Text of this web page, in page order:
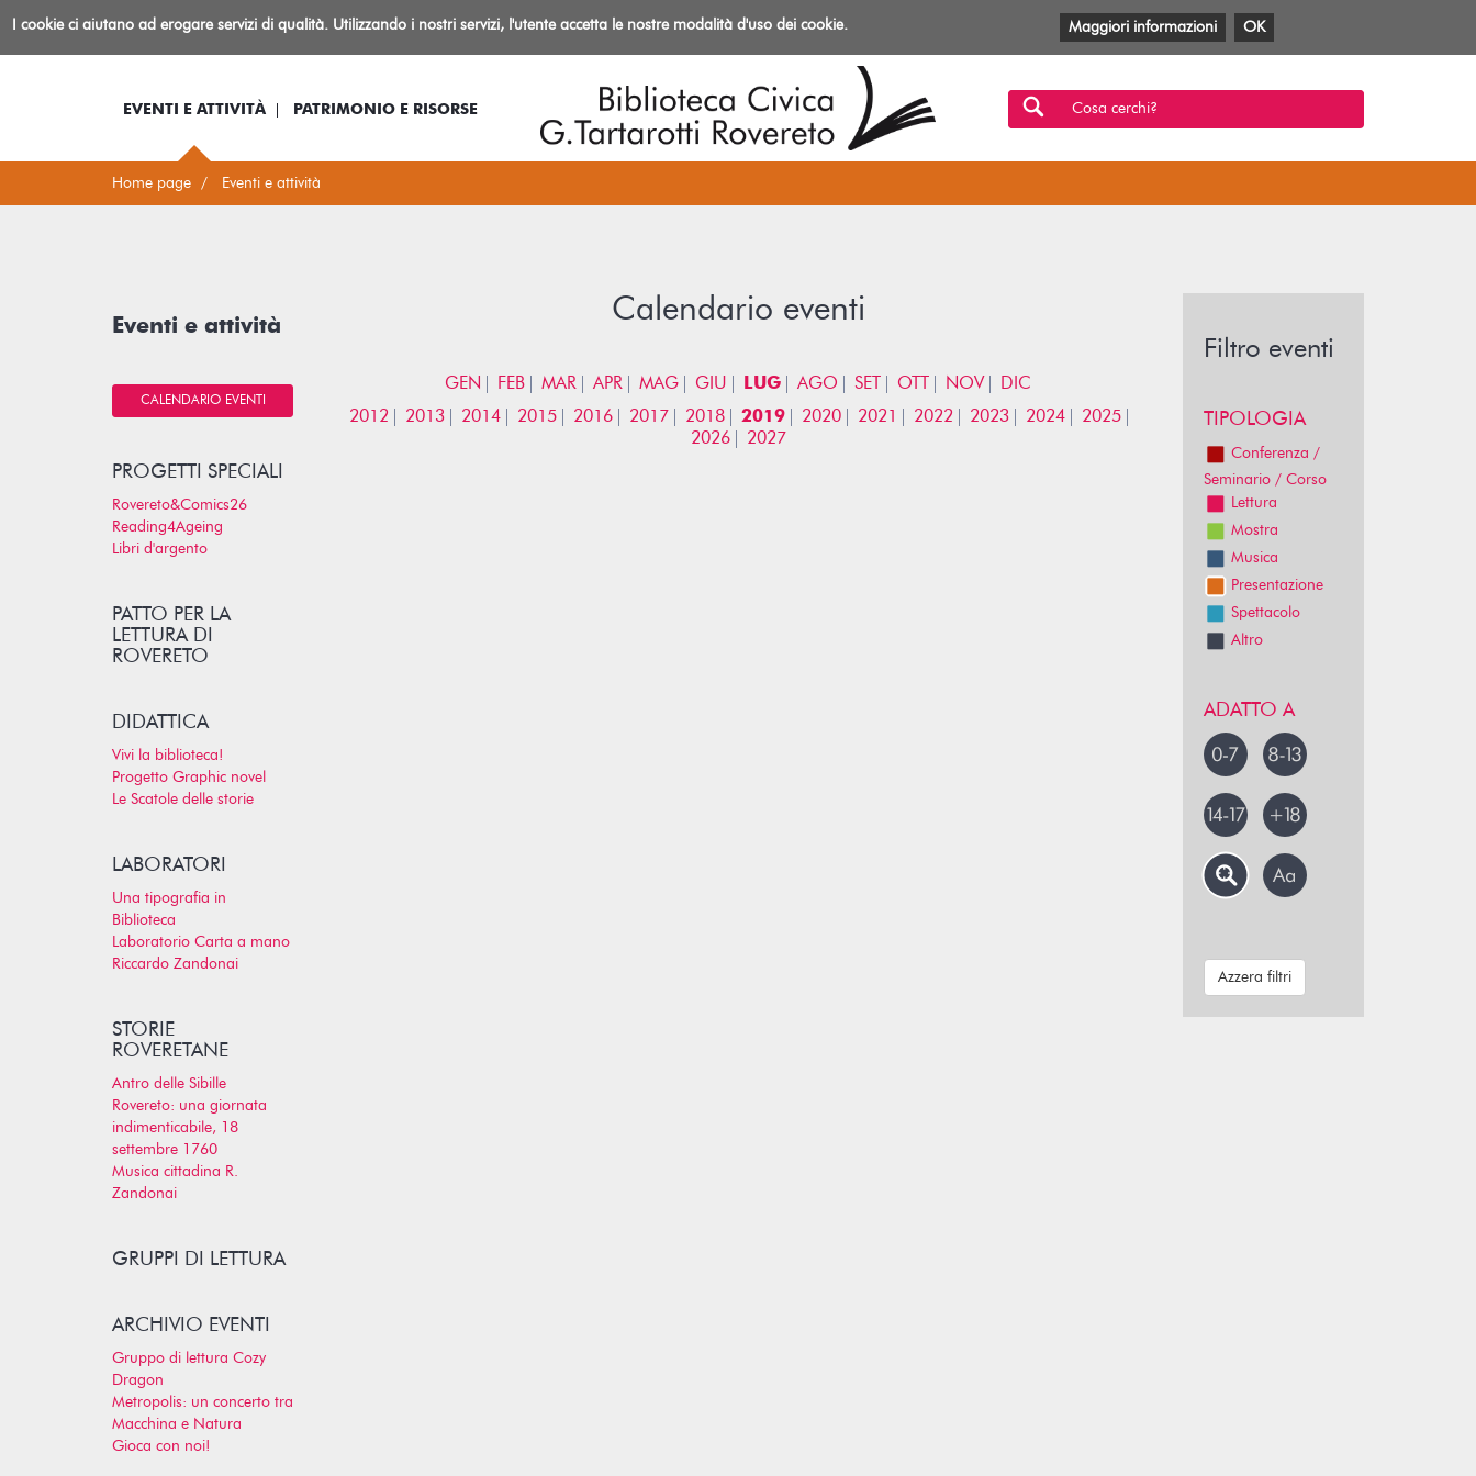
BibliotecaIo sono... Log-in Informazioni
Facebook
TwitterYouTube
Anobii
SBTMlol
EVENTI E ATTIVITÀ PATRIMONIO E RISORSE Cosa cerchi?
Home page Eventi e attività
Calendario eventi
GEN FEB MAR APR MAG GIU LUG AGO SET OTT NOV
DIC
2012
2013 2014 2015 2016 2017 2018 2019 2020 2021 2022 2023 2024
2025
2026
2027
Eventi e attività
CALENDARIO EVENTI
PROGETTI SPECIALI
Rovereto&Comics26
Reading4Ageing
Libri d'argento
PATTO PER LA
LETTURA DI
ROVERETO
DIDATTICA
Vivi la biblioteca!
Progetto Graphic novel
Le Scatole delle storie
LABORATORI
Una tipografia in
Biblioteca
Laboratorio Carta a mano
Riccardo Zandonai
STORIE
ROVERETANE
Antro delle Sibille
Rovereto: una giornata
indimenticabile, 18
settembre 1760
Musica cittadina R.
Zandonai
GRUPPI DI LETTURA
ARCHIVIO EVENTI
Gruppo di lettura Cozy
Dragon
Metropolis: un concerto tra
Macchina e Natura
Gioca con noi!
Filtro eventi
TIPOLOGIA
Conferenza /
Seminario / Corso
Lettura
Mostra
Musica
Presentazione
Spettacolo
Altro
ADATTO A
Azzera filtri
I cookie ci aiutano ad erogare servizi di qualità. Utilizzando i nostri servizi, l'utente accetta le nostre modalità d'uso dei cookie. Maggiori informazioni OK